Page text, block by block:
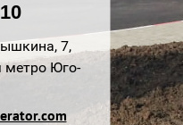
7,
метро Юго-